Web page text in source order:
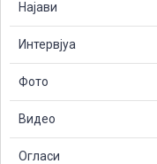
Најави
Интервјуа
Фото
Видео
Огласи